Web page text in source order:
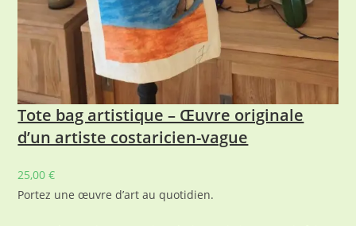
Tote bag artistique – Œuvre originale
d’un artiste costaricien-vague
25,00€
Portez une œuvre d’art au quotidien.